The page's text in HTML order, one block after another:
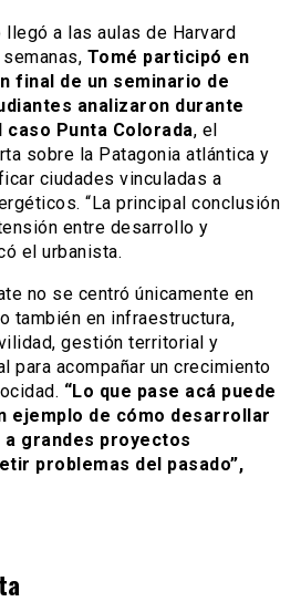
a las aulas de Harvard
Tomé participó en
final de un seminario de
analizaron durante
Punta Colorada, el
sobre la Patagonia atlántica y
ciudades vinculadas a
“La principal conclusión
entre desarrollo y
el urbanista.
no se centró únicamente en
también en infraestructura,
gestión territorial y
para acompañar un crecimiento
“Lo que pase acá puede
ejemplo de cómo desarrollar
a grandes proyectos
problemas del pasado”,